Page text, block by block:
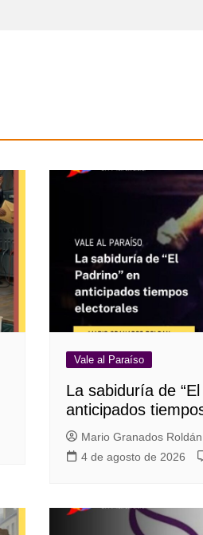
Vale al Paraíso
La sabiduría de
anticipados
Mario Granados Roldán
4 de agosto de 2026